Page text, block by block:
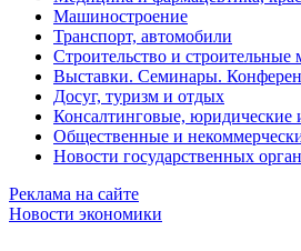
Машиностроение
Транспорт, автомобили
Строительство и строительные
Выставки. Семинары.
Досуг, туризм и отдых
Консалтинговые, юридические
Общественные и
Новости государственных
Реклама на сайте
Новости экономики